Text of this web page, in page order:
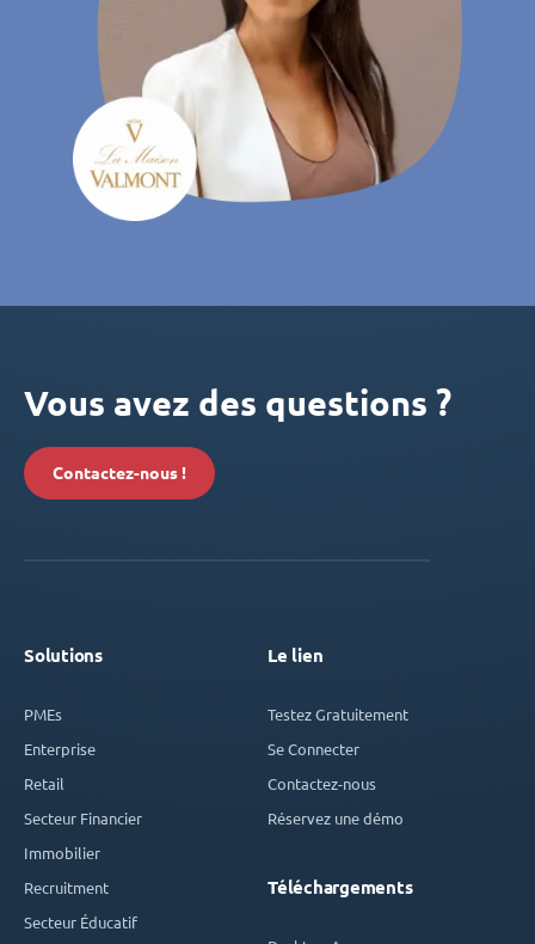
Vous avez des questions ?
Contactez-nous !
Solutions
PMEs
Enterprise
Retail
Secteur Financier
Immobilier
Recruitment
Secteur Éducatif
Le lien
Testez Gratuitement
Se Connecter
Contactez-nous
Réservez une démo
Téléchargements